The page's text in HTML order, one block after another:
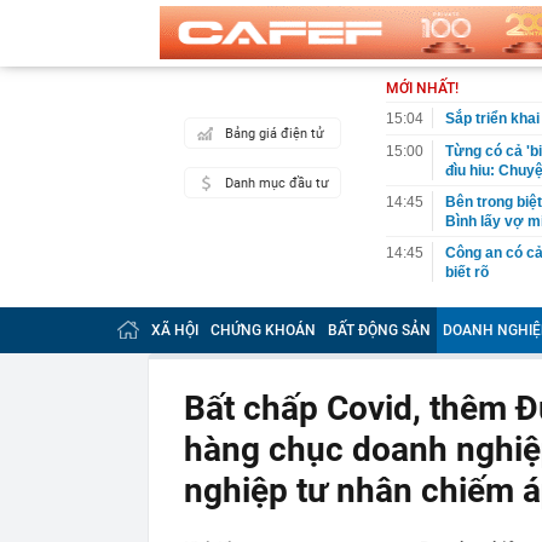
Bảng giá điện tử
Danh mục đầu tư
MỚI NHẤT!
15:04
Sắp triển
15:00
Từng có cả
đìu hiu:
14:45
Bên trong
Bình lấy vợ
14:45
Công an có
biết rõ
14:44
Điểm chuẩn
14:41
Trước khi đi
năm sau sự
14:39
Nhà vàng bị
14:30
Pin 9 tiếng,
đối đầu sản
14:29
Ra lệnh bắt
XÃ HỘI CHỨNG KHOÁN BẤT ĐỘNG SẢN DOANH
Bất chấp Covid, thêm
hàng chục doanh
nghiệp tư nhân chiếm